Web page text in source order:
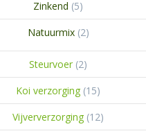
Zinkend 55
producten
Natuurmix 22
Steurvoer 22
producten
Koi verzorging 1515
producten
Vijververzorging 1212
producten